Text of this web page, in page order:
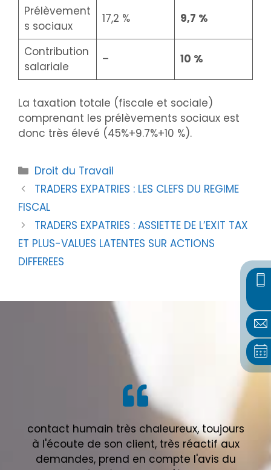
Prélèvement
s sociaux
17,2 % 9,7 %
Contribution
salariale
– 10 %
La taxation totale (fiscale et sociale)
comprenant les prélèvements sociaux est
donc très élevé (45%+9.7%+10 %).
Catégories
Droit du Travail
TRADERS EXPATRIES : LES CLEFS DU REGIME
FISCAL
TRADERS EXPATRIES : ASSIETTE DE L’EXIT TAX
ET PLUS-VALUES LATENTES SUR ACTIONS
DIFFEREES
contact humain très chaleureux, toujours
à l'écoute de son client, très réactif aux
demandes, prend en compte l'avis du